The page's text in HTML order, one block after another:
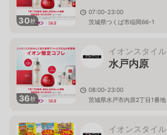
30枚
07:00-23:00
茨城県つくば市稲岡66-1
36枚
イオンスタイル
水戸内原
08:00-23:00
茨城県水戸市内原2丁目1番地
イオンスタイル